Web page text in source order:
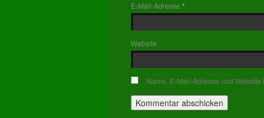
E-Mail-Adresse *
Website
Name, E-Mail-Adresse und